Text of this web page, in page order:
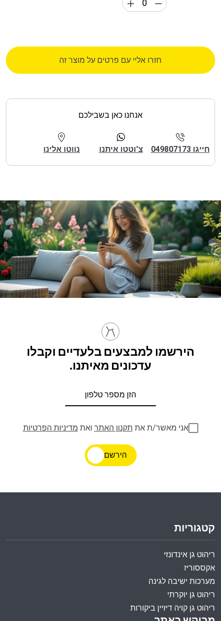
חזרו אליי עם פרטים על מוצר זה
אנחנו כאן בשבילכם
חייגו 049807173 צ'וטטו איתנו נווטו אלינו
הירשמו למבצעים בלעדיים וקבלו
עדכונים מאיתנו.
אני מאשר/ת את תקנון האתר ואת מדיניות הפרטיות
הירשם
קטגוריות
ריהוט גן אינדונזי
אקססוריז
מערכות ישיבה לגינה
ריהוט גן יוקרתי
ריהוט גן קויה דיזיין ביקורות